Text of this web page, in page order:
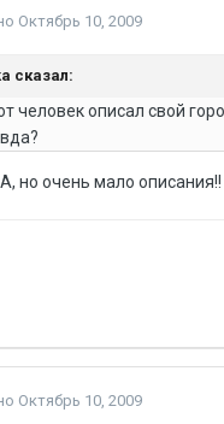
Октябрь 10, 2009
сказал:
человек описал свой
но очень мало
Октябрь 10, 2009